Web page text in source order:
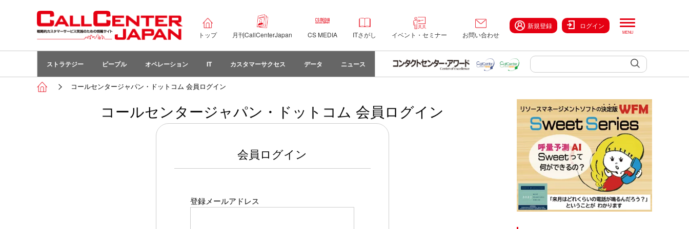
トップ 月刊CallCenterJapan CS MEDIA ITさがし イベント・セミナー お問い合わせ
新規登録 ログイン
ストラテジー ピープル オペレーション IT カスタマーサクセス データ ニュース
コールセンタージャパン・ドットコム 会員ログイン
コールセンタージャパン・ドットコム 会員ログイン
会員ログイン
登録メールアドレス